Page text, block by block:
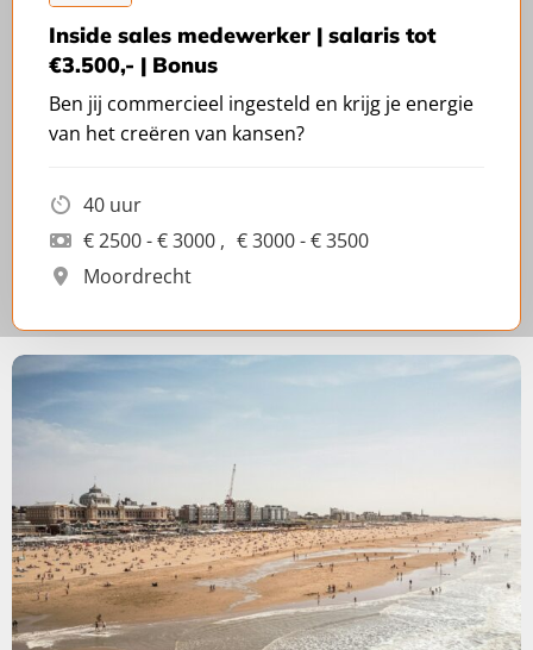
Inside sales medewerker | salaris tot
€3.500,- | Bonus
Ben jij commercieel ingesteld en krijg je energie
van het creëren van kansen?
40 uur
€ 2500 - € 3000
€ 3000 - € 3500
Moordrecht